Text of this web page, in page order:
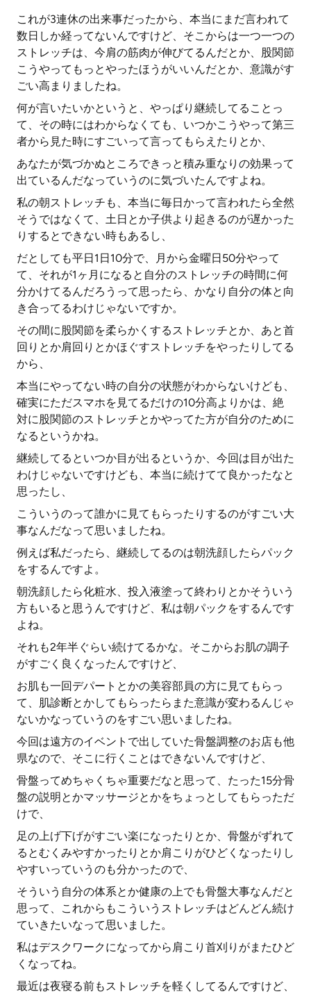
これが3連休の出来事だったから、本当にまだ言われて
数日しか経ってないんですけど、そこからは一つ一つの
ストレッチは、今肩の筋肉が伸びてるんだとか、股関節
こうやってもっとやったほうがいいんだとか、意識がす
ごい高まりましたね。
何が言いたいかというと、やっぱり継続してることっ
て、その時にはわからなくても、いつかこうやって第三
者から見た時にすごいって言ってもらえたりとか、
あなたが気づかぬところできっと積み重なりの効果って
出ているんだなっていうのに気づいたんですよね。
私の朝ストレッチも、本当に毎日かって言われたら全然
そうではなくて、土日とか子供より起きるのが遅かった
りするとできない時もあるし、
だとしても平日1日10分で、月から金曜日50分やって
て、それが1ヶ月になると自分のストレッチの時間に何
分かけてるんだろうって思ったら、かなり自分の体と向
き合ってるわけじゃないですか。
その間に股関節を柔らかくするストレッチとか、あと首
回りとか肩回りとかほぐすストレッチをやったりしてる
から、
本当にやってない時の自分の状態がわからないけども、
確実にただスマホを見てるだけの10分高よりかは、絶
対に股関節のストレッチとかやってた方が自分のために
なるというかね。
継続してるといつか目が出るというか、今回は目が出た
わけじゃないですけども、本当に続けてて良かったなと
思ったし、
こういうのって誰かに見てもらったりするのがすごい大
事なんだなって思いましたね。
例えば私だったら、継続してるのは朝洗顔したらパック
をするんですよ。
朝洗顔したら化粧水、投入液塗って終わりとかそういう
方もいると思うんですけど、私は朝パックをするんです
よね。
それも2年半ぐらい続けてるかな。そこからお肌の調子
がすごく良くなったんですけど、
お肌も一回デパートとかの美容部員の方に見てもらっ
て、肌診断とかしてもらったらまた意識が変わるんじゃ
ないかなっていうのをすごい思いましたね。
今回は遠方のイベントで出していた骨盤調整のお店も他
県なので、そこに行くことはできないんですけど、
骨盤ってめちゃくちゃ重要だなと思って、たった15分骨
盤の説明とかマッサージとかをちょっとしてもらっただ
けで、
足の上げ下げがすごい楽になったりとか、骨盤がずれて
るとむくみやすかったりとか肩こりがひどくなったりし
やすいっていうのも分かったので、
そういう自分の体系とか健康の上でも骨盤大事なんだと
思って、これからもこういうストレッチはどんどん続け
ていきたいなって思いました。
私はデスクワークになってから肩こり首刈りがまたひど
くなってね。
最近は夜寝る前もストレッチを軽くしてるんですけど、